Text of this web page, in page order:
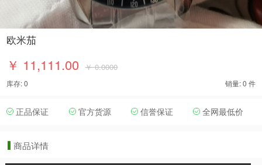
欧米茄
￥ 11,111.00 ￥ 0.0000
库存: 0 销量: 0 件
正品保证 官方货源 信誉保证 全网最低价
商品详情